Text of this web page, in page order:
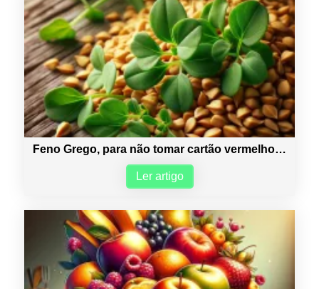
Feno Grego, para não tomar cartão vermelho…
Ler artigo